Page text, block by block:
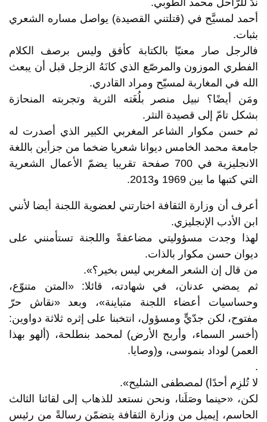
ندٍّ للرّاحل محمد الطوبي.
أحمد لمسيَّح في (قتلتني القصيدة) يواصل مساره الشعري
بثبات.
فالرجل صار معنيّا بالكتابة كأفق وليس برصف الكلام
الفطري الموزون والمرصّع الذي كانَهُ الزجل قبل أن يبعث
الله في المغاربة لمسيّح ومراد القادري.
ومَن أيضًا؟ نبيل منصر بلُغَته الثرية وتجربته المنحازة
بشكل تامّ إلى قصيدة النثر.
ثم حسن مكوار الشاعر المغربي الكبير الذي أصدرت له
جامعة محمد الخامس ديوانا شعريا ضخما من جزأين باللغة
الانجليزية في 700 صفحة تقريبا يضمّ الأعمال الشعرية
التي كتبها ما بين 1969 و2013.
أعرف أن وزارة الثقافة اختارتني لعضوية اللجنة أيضا لأنني
ابن الأدب الإنجليزي.
لهذا وجدت مسؤوليتي مضاعفةً واللجنة تستأمنني على
ديوان حسن مكوار بالذات.
من قال إن الشعر المغربي ليس بخير؟».
ثم يمضي عدنان، في شهادته، قائلا: «المتن متنوّع،
وحساسيات أعضاء اللجنة متباينة»، وبعد «نقاش حرّ
مفتوح، لكن جدّيٍّ ومسؤول، انتخبنا على إثره ثلاثة دواوين:
(أخسر السماء، وأربح الأرض) لمحمد بنطلحة، (ألهو بهذا
العمر) لوداد بنموسى، و(وصايا.
.
لا تُلزِم أحدًا) لمصطفى الشليح».
لكن، «حينما وصَلَنا، ونحن نستعد للذهاب إلى لقائنا الثالث
الحاسم، إيميل من وزارة الثقافة يتضمّن رسالةً من رئيس